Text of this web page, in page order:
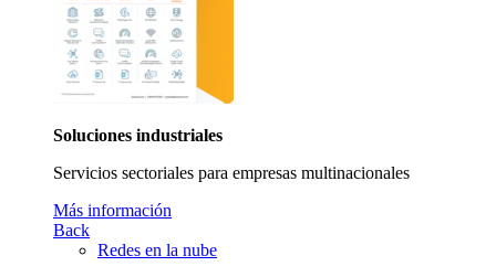
Soluciones industriales
Servicios sectoriales para empresas multinacionales
Más información
Back
Redes en la nube